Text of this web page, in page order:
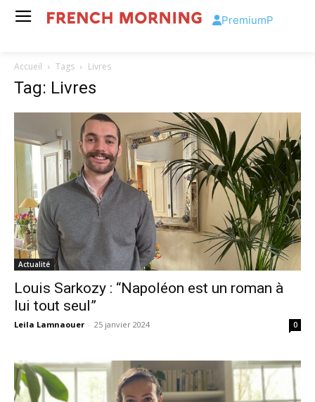
PremiumP
Accueil Tags Livres
Tag: Livres
Actualité
Louis Sarkozy : “Napoléon est un roman à
lui tout seul”
Leila Lamnaouer - 25 janvier 2024 0